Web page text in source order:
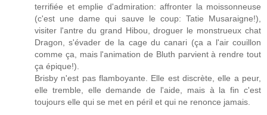
terrifiée et emplie d'admiration: affronter la moissonneuse
(c'est une dame qui sauve le coup: Tatie Musaraigne!),
visiter l'antre du grand Hibou, droguer le monstrueux chat
Dragon, s'évader de la cage du canari (ça a l'air couillon
comme ça, mais l'animation de Bluth parvient à rendre tout
ça épique!).
Brisby n'est pas flamboyante. Elle est discrète, elle a peur,
elle tremble, elle demande de l'aide, mais à la fin c'est
toujours elle qui se met en péril et qui ne renonce jamais.